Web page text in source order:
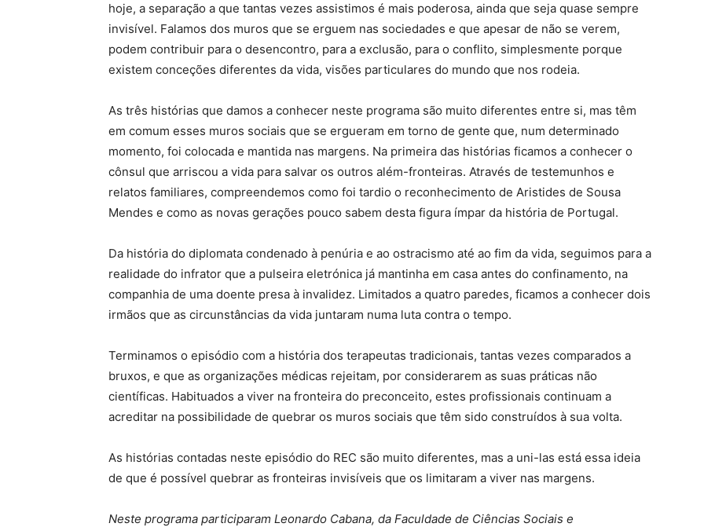
hoje, a separação a que tantas vezes assistimos é mais poderosa, ainda que seja quase sempre
invisível. Falamos dos muros que se erguem nas sociedades e que apesar de não se verem,
podem contribuir para o desencontro, para a exclusão, para o conflito, simplesmente porque
existem conceções diferentes da vida, visões particulares do mundo que nos rodeia.
As três histórias que damos a conhecer neste programa são muito diferentes entre si, mas têm
em comum esses muros sociais que se ergueram em torno de gente que, num determinado
momento, foi colocada e mantida nas margens. Na primeira das histórias ficamos a conhecer o
cônsul que arriscou a vida para salvar os outros além-fronteiras. Através de testemunhos e
relatos familiares, compreendemos como foi tardio o reconhecimento de Aristides de Sousa
Mendes e como as novas gerações pouco sabem desta figura ímpar da história de Portugal.
Da história do diplomata condenado à penúria e ao ostracismo até ao fim da vida, seguimos para a
realidade do infrator que a pulseira eletrónica já mantinha em casa antes do confinamento, na
companhia de uma doente presa à invalidez. Limitados a quatro paredes, ficamos a conhecer dois
irmãos que as circunstâncias da vida juntaram numa luta contra o tempo.
Terminamos o episódio com a história dos terapeutas tradicionais, tantas vezes comparados a
bruxos, e que as organizações médicas rejeitam, por considerarem as suas práticas não
científicas. Habituados a viver na fronteira do preconceito, estes profissionais continuam a
acreditar na possibilidade de quebrar os muros sociais que têm sido construídos à sua volta.
As histórias contadas neste episódio do REC são muito diferentes, mas a uni-las está essa ideia
de que é possível quebrar as fronteiras invisíveis que os limitaram a viver nas margens.
Neste programa participaram Leonardo Cabana, da Faculdade de Ciências Sociais e